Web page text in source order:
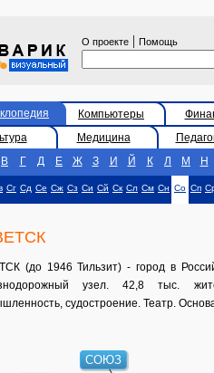
О проекте | Помощь
Компьютеры
Медицина
В Г Д Е Ж З И Й К Л М Н
Сг Сд Се Сж Сз Си Сй Ск Сл См Сн Со Сп
(до 1946 Тильзит) - город в
узел. 42,8 тыс.
судостроение. Театр.
СОЮЗ